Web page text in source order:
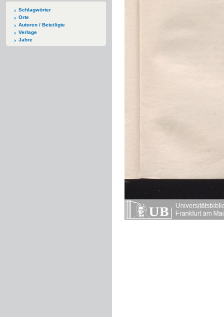
Schlagwörter
Orte
Autoren / Beteiligte
Verlage
Jahre